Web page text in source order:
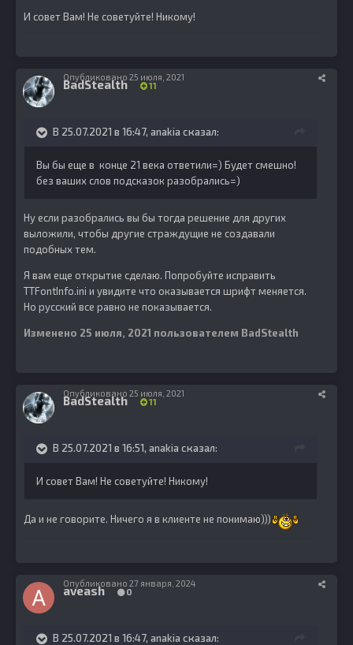
И совет Вам! Не советуйте! Никому!
BadStealth 11
Опубликовано 25 июля, 2021
В 25.07.2021 в 16:47, anakia сказал:
Вы бы еще в конце 21 века ответили=) Будет смешно!
без ваших слов подсказок разобрались=)
Ну если разобрались вы бы тогда решение для других
выложили, чтобы другие страждущие не создавали
подобных тем.
Я вам еще открытие сделаю. Попробуйте исправить
TTFontInfo.ini и увидите что оказывается шрифт меняется.
Но русский все равно не показывается.
Изменено 25 июля, 2021 пользователем BadStealth
BadStealth 11
Опубликовано 25 июля, 2021
В 25.07.2021 в 16:51, anakia сказал:
И совет Вам! Не советуйте! Никому!
Да и не говорите. Ничего я в клиенте не понимаю)))
aveash 0
Опубликовано 27 января, 2024
В 25.07.2021 в 16:47, anakia сказал: